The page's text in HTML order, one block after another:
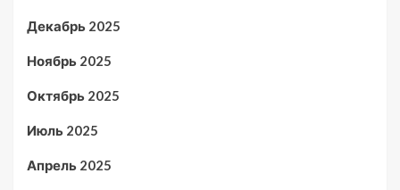
Декабрь 2025
Ноябрь 2025
Октябрь 2025
Июль 2025
Апрель 2025